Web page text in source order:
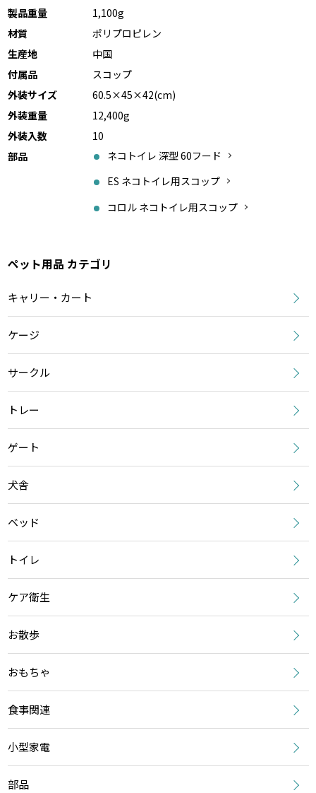
製品重量
1,100g
材質
ポリプロピレン
生産地
中国
付属品
スコップ
外装サイズ
60.5×45×42(cm)
外装重量
12,400g
外装入数
10
部品
ネコトイレ 深型 60フード
ES ネコトイレ用スコップ
コロル ネコトイレ用スコップ
ペット用品 カテゴリ
キャリー・カート
ケージ
サークル
トレー
ゲート
犬舎
ベッド
トイレ
ケア衛生
お散歩
おもちゃ
食事関連
小型家電
部品